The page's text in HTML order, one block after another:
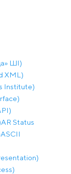
ШІ)
XML)
Institute)
AR Status
ASCII